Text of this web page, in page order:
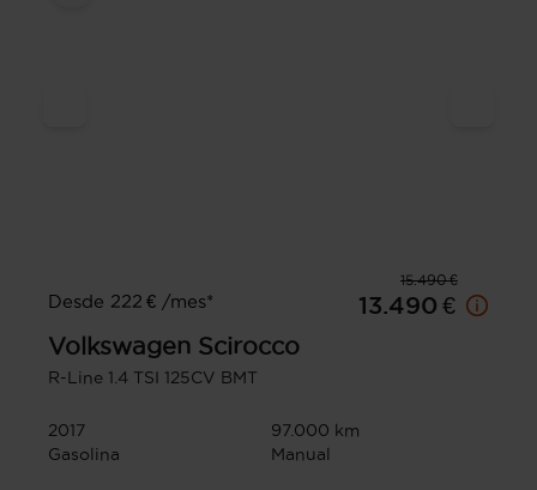
15.490 €
Desde 222 € /mes*
13.490 €
Volkswagen Scirocco
R-Line 1.4 TSI 125CV BMT
2017
97.000 km
Gasolina
Manual